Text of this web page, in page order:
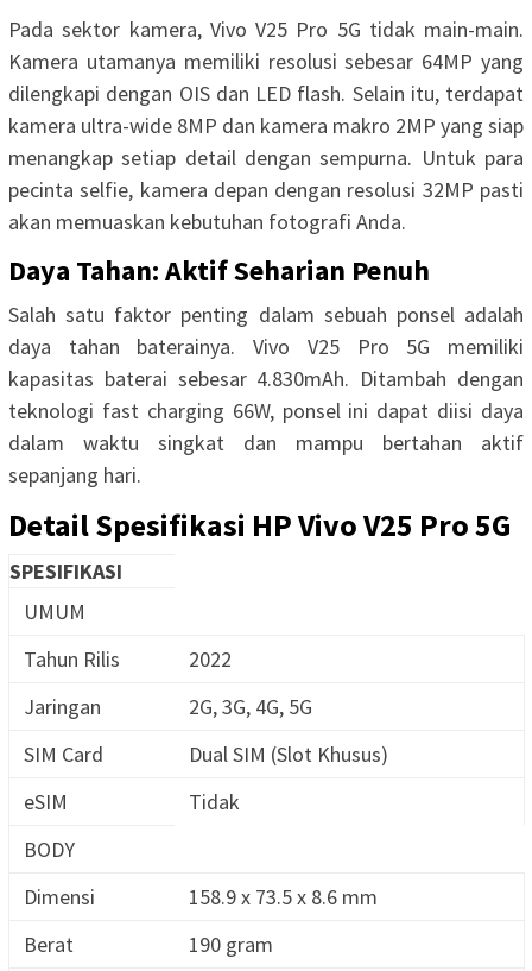
Pada sektor kamera, Vivo V25 Pro 5G tidak main-main.
Kamera utamanya memiliki resolusi sebesar 64MP yang
dilengkapi dengan OIS dan LED flash. Selain itu, terdapat
kamera ultra-wide 8MP dan kamera makro 2MP yang siap
menangkap setiap detail dengan sempurna. Untuk para
pecinta selfie, kamera depan dengan resolusi 32MP pasti
akan memuaskan kebutuhan fotografi Anda.
Daya Tahan: Aktif Seharian Penuh
Salah satu faktor penting dalam sebuah ponsel adalah
daya tahan baterainya. Vivo V25 Pro 5G memiliki
kapasitas baterai sebesar 4.830mAh. Ditambah dengan
teknologi fast charging 66W, ponsel ini dapat diisi daya
dalam waktu singkat dan mampu bertahan aktif
sepanjang hari.
Detail Spesifikasi HP Vivo V25 Pro 5G
SPESIFIKASI
UMUM
Tahun Rilis
2022
Jaringan
2G, 3G, 4G, 5G
SIM Card
Dual SIM (Slot Khusus)
eSIM
Tidak
BODY
Dimensi
158.9 x 73.5 x 8.6 mm
Berat
190 gram